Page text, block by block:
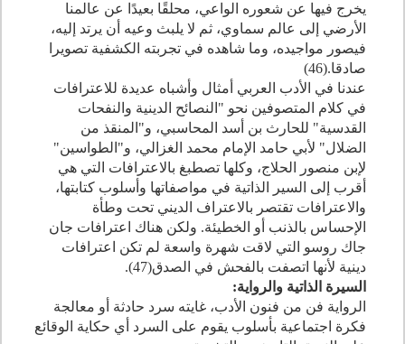
يخرج فيها عن شعوره الواعي، محلقًا بعيدًا عن عالمنا
الأرضي إلى عالم سماوي، ثم لا يلبث وعيه أن يرتد إليه،
فيصور مواجيده، وما شاهده في تجربته الكشفية تصويرا
صادقا.(46
)
عندنا في الأدب العربي أمثال وأشباه عديدة للاعترافات
في كلام المتصوفين نحو "النصائح الدينية والنفحات
القدسية" للحارث بن أسد المحاسبي، و"المنقذ من
الضلال" لأبي حامد الإمام محمد الغزالي، و"الطواسين"
لإبن منصور الحلاج، وكلها تصطبغ بالاعترافات التي هي
أقرب إلى السير الذاتية في مواصفاتها وأسلوب كتابتها،
والاعترافات تقتصر بالاعتراف الديني تحت وطأة
الإحساس بالذنب أو الخطيئة. ولكن هناك اعترافات جان
جاك روسو التي لاقت شهرة واسعة لم تكن اعترافات
دينية لأنها اتصفت بالفحش في الصدق(47
).
السيرة الذاتية والرواية:
الرواية فن من فنون الأدب، غايته سرد حادثة أو معالجة
فكرة اجتماعية بأسلوب يقوم على السرد أي حكاية الوقائع